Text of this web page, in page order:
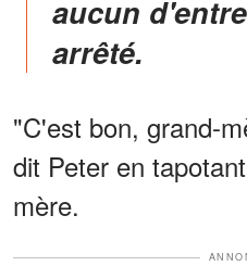
aucun
arrêté.
"C'est bon, grand-
dit Peter en
mère.